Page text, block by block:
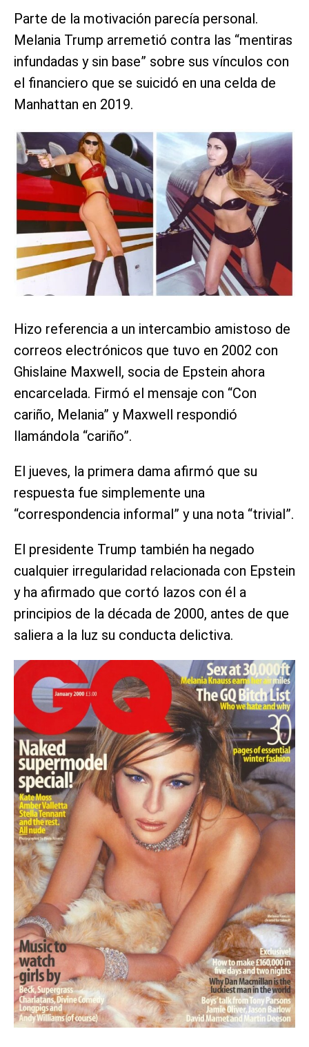
Parte de la motivación parecía personal.
Melania Trump arremetió contra las “mentiras
infundadas y sin base” sobre sus vínculos con
el financiero que se suicidó en una celda de
Manhattan en 2019.
Hizo referencia a un intercambio amistoso de
correos electrónicos que tuvo en 2002 con
Ghislaine Maxwell, socia de Epstein ahora
encarcelada. Firmó el mensaje con “Con
cariño, Melania” y Maxwell respondió
llamándola “cariño”.
El jueves, la primera dama afirmó que su
respuesta fue simplemente una
“correspondencia informal” y una nota “trivial”.
El presidente Trump también ha negado
cualquier irregularidad relacionada con Epstein
y ha afirmado que cortó lazos con él a
principios de la década de 2000, antes de que
saliera a la luz su conducta delictiva.